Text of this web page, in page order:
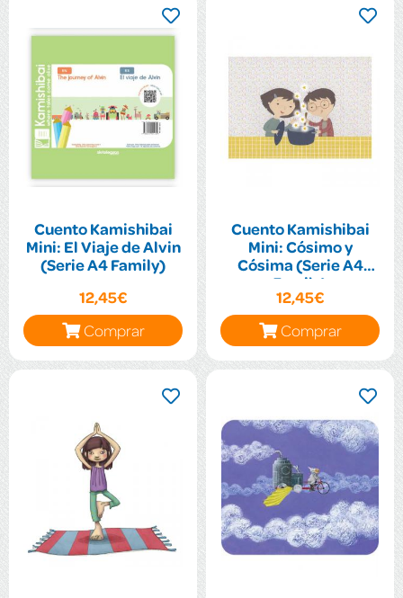
Cuento Kamishibai
Mini: El Viaje de Alvin
(Serie A4 Family)
12,45€
Comprar
Cuento Kamishibai
Mini: Cósimo y
Cósima (Serie A4
Family)
12,45€
Comprar